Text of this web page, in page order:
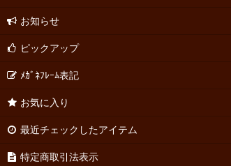
お知らせ
ピックアップ
ﾒｶﾞﾈﾌﾚｰﾑ表記
お気に入り
最近チェックしたアイテム
特定商取引法表示